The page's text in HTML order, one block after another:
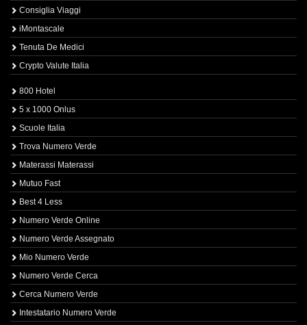
Consiglia Viaggi
iMontascale
Tenuta De Medici
Crypto Valute Italia
800 Hotel
5 x 1000 Onlus
Scuole Italia
Trova Numero Verde
Materassi Materassi
Mutuo Fast
Best 4 Less
Numero Verde Online
Numero Verde Assegnato
Mio Numero Verde
Numero Verde Cerca
Cerca Numero Verde
Intestatario Numero Verde